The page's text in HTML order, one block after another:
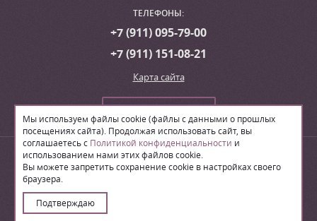
Мы используем файлы cookie (файлы с данными о прошлых
посещениях сайта). Продолжая использовать сайт, вы
соглашаетесь с Политикой конфиденциальности и
использованием нами этих файлов cookie.
Вы можете запретить сохранение cookie в настройках своего
браузера.
Подтверждаю
ТЕЛЕФОНЫ:
+7 (911) 095-79-00
+7 (911) 151-08-21
Карта сайта
Сделать заказ
© 2026 Производственная компания «ЛВН»
Создание сайта – ИА «Юника»’16